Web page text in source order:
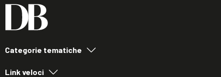
Categorie tematiche
Link veloci